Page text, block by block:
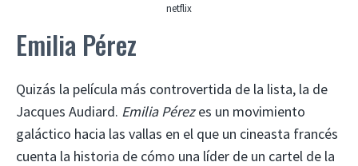
netflix
Emilia Pérez
Quizás la película más controvertida de la lista, la de
Jacques Audiard. Emilia Pérezes un movimiento
galáctico hacia las vallas en el que un cineasta francés
cuenta la historia de cómo una líder de un cartel de la